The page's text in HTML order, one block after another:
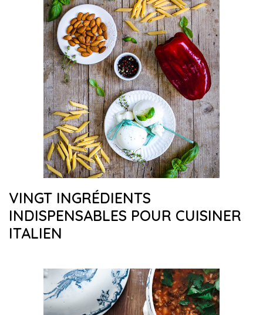
VINGT INGRÉDIENTS
INDISPENSABLES POUR CUISINER
ITALIEN